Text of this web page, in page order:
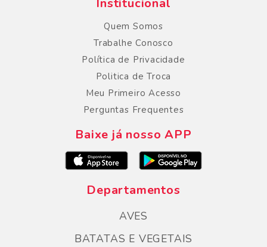
Institucional
Quem Somos
Trabalhe Conosco
Política de Privacidade
Politica de Troca
Meu Primeiro Acesso
Perguntas Frequentes
Baixe já nosso APP
Departamentos
AVES
BATATAS E VEGETAIS